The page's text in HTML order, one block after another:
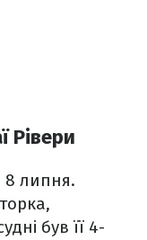
Рівери
8 липня.
був її 4-